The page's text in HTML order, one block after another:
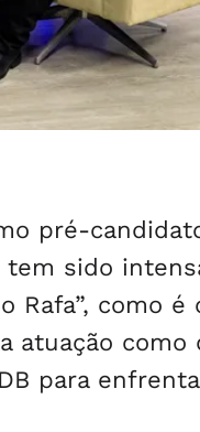
pré-
tem sido
Rafa”, como é
atuação como
para